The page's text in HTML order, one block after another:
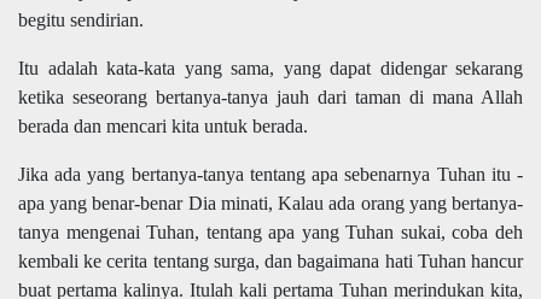
begitu sendirian.
Itu adalah kata-kata yang sama, yang dapat didengar sekarang
ketika seseorang bertanya-tanya jauh dari taman di mana Allah
berada dan mencari kita untuk berada.
Jika ada yang bertanya-tanya tentang apa sebenarnya Tuhan itu -
apa yang benar-benar Dia minati, Kalau ada orang yang bertanya-
tanya mengenai Tuhan, tentang apa yang Tuhan sukai, coba deh
kembali ke cerita tentang surga, dan bagaimana hati Tuhan hancur
buat pertama kalinya. Itulah kali pertama Tuhan merindukan kita,